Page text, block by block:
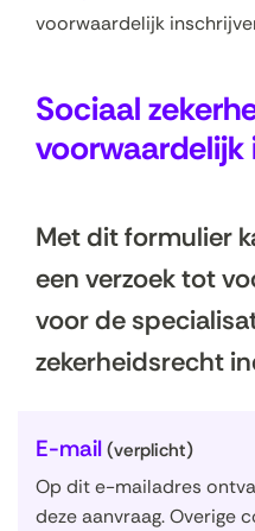
voorwaardelijk
Sociaal
voorwaardelijk
Met dit formulier
een verzoek tot
voor de
zekerheidsrecht
U
w
g
E-mail (verplicht)
Op dit e-mailadres
deze aanvraag. Overige